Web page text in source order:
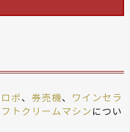
ボ、 券売機、 ワインセラ
トクリームマシンについ